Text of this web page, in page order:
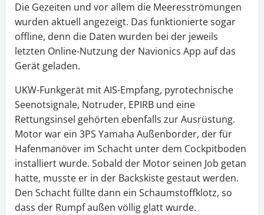
Die Gezeiten und vor allem die Meeresströmungen
wurden aktuell angezeigt. Das funktionierte sogar
offline, denn die Daten wurden bei der jeweils
letzten Online-Nutzung der Navionics App auf das
Gerät geladen.
UKW-Funkgerät mit AIS-Empfang, pyrotechnische
Seenotsignale, Notruder, EPIRB und eine
Rettungsinsel gehörten ebenfalls zur Ausrüstung.
Motor war ein 3PS Yamaha Außenborder, der für
Hafenmanöver im Schacht unter dem Cockpitboden
installiert wurde. Sobald der Motor seinen Job getan
hatte, musste er in der Backskiste gestaut werden.
Den Schacht füllte dann ein Schaumstoffklotz, so
dass der Rumpf außen völlig glatt wurde.